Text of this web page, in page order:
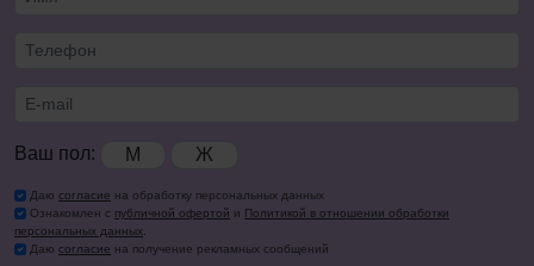
Ваш пол: М Ж
Даю согласие на обработку персональных данных
Ознакомлен с публичной офертой и Политикой в отношении обработки
персональных данных.
Даю согласие на получение рекламных сообщений